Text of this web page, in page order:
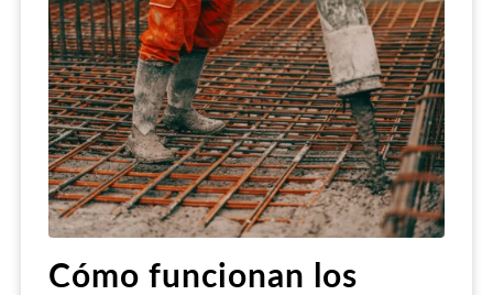
Cómo funcionan los